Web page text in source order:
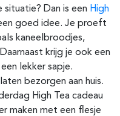
Dan is een High
goed idee. Je proeft
kaneelbroodjes,
krijg je ook een
lekker sapje.
bezorgen aan huis.
High Tea cadeau
maken met een flesje